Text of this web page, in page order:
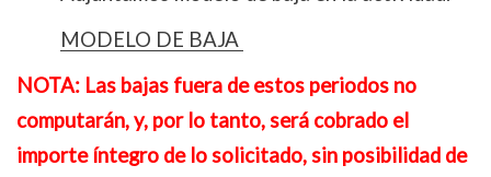
MODELO DE BAJA
NOTA: Las bajas fuera de estos periodos no
computarán, y, por lo tanto, será cobrado el
importe íntegro de lo solicitado, sin posibilidad de